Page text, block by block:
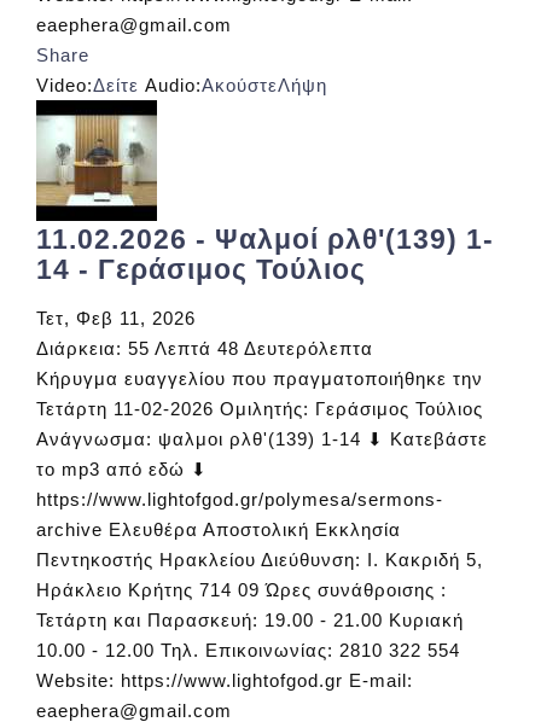
eaephera@gmail.com
Share
Video:Δείτε Audio:ΑκούστεΛήψη
11.02.2026 - Ψαλμοί ρλθ'(139) 1-
14 - Γεράσιμος Τούλιος
Τετ, Φεβ 11, 2026
Διάρκεια: 55 Λεπτά 48 Δευτερόλεπτα
Κήρυγμα ευαγγελίου που πραγματοποιήθηκε την
Τετάρτη 11-02-2026 Ομιλητής: Γεράσιμος Τούλιος
Ανάγνωσμα: ψαλμοι ρλθ'(139) 1-14 ⬇ Κατεβάστε
το mp3 από εδώ ⬇
https://www.lightofgod.gr/polymesa/sermons-
archive Ελευθέρα Αποστολική Εκκλησία
Πεντηκοστής Ηρακλείου Διεύθυνση: Ι. Κακριδή 5,
Ηράκλειο Κρήτης 714 09 Ώρες συνάθροισης :
Τετάρτη και Παρασκευή: 19.00 - 21.00 Κυριακή
10.00 - 12.00 Τηλ. Επικοινωνίας: 2810 322 554
Website: https://www.lightofgod.gr E-mail:
eaephera@gmail.com